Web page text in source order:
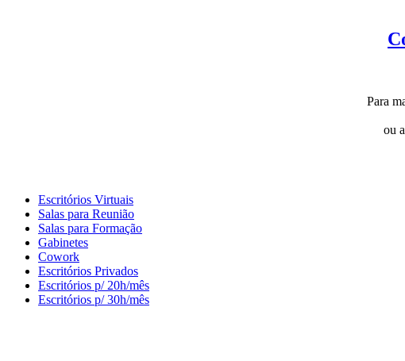
Para
ou
Escritórios Virtuais
Salas para Reunião
Salas para Formação
Gabinetes
Cowork
Escritórios Privados
Escritórios p/ 20h/mês
Escritórios p/ 30h/mês